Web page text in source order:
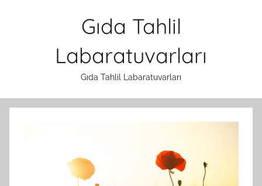
Gıda Tahlil
Labaratuvarları
Gıda Tahlil Labaratuvarları